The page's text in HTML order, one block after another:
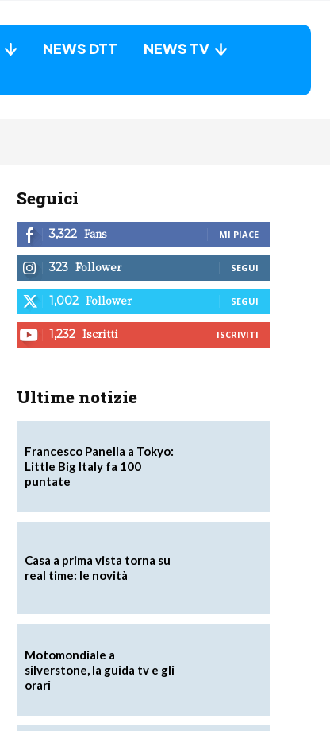
NEWS DTT
NEWS TV
Seguici
3,322 Fans MI PIACE
323 Follower SEGUI
1,002 Follower SEGUI
1,232 Iscritti ISCRIVITI
Ultime notizie
Francesco Panella a Tokyo:
Little Big Italy fa 100
puntate
Casa a prima vista torna su
real time: le novità
Motomondiale a
silverstone, la guida tv e gli
orari